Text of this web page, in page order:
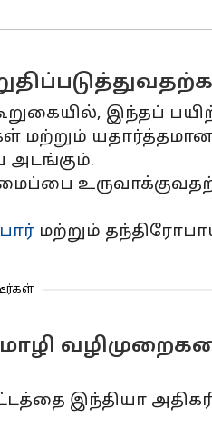
இந்தப்
மற்றும்
மற்றும்
இந்தியா